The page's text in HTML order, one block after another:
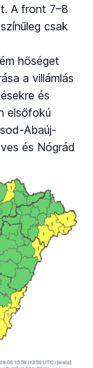
A front 7–8
csak
hőséget
a villámlás
és
elsőfokú
Abaúj-
és Nógrád